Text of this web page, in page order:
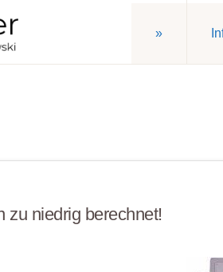
»
zu niedrig berechnet!